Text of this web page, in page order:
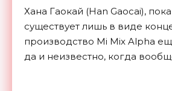
Хана Гаокай (Han Gaocai),
существует лишь в виде
производство Mi Mix Alpha
да и неизвестно, когда